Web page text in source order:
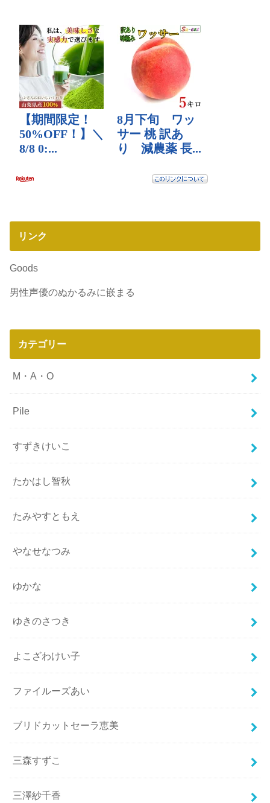
リンク
Goods
男性声優のぬかるみに嵌まる
カテゴリー
M・A・O
Pile
すずきけいこ
たかはし智秋
たみやすともえ
やなせなつみ
ゆかな
ゆきのさつき
よこざわけい子
ファイルーズあい
ブリドカットセーラ恵美
三森すずこ
三澤紗千香